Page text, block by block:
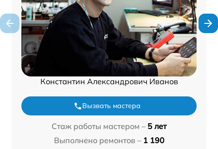
Константин Александрович Иванов
Вызвать мастера
Стаж работы мастером – 5 лет
Выполнено ремонтов – 1 190